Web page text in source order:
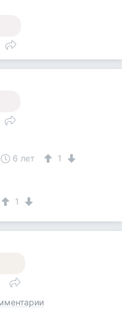
6 лет 1
1